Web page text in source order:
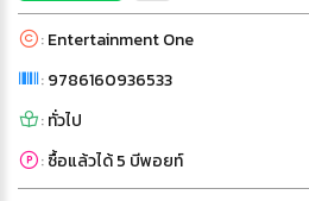
:Entertainment One
:9786160936533
:ทั่วไป
:ซื้อแล้วได้ 5 บีพอยท์